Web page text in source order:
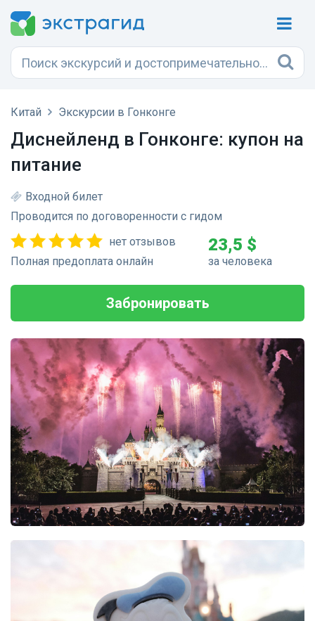
Китай Экскурсии в Гонконге
Диснейленд в Гонконге: купон на
питание
Входной билет
Проводится по договоренности с гидом
нет отзывов
Полная предоплата онлайн
23,5 $
за человека
Забронировать